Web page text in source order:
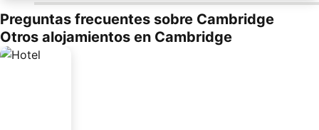
Preguntas frecuentes sobre Cambridge
Otros alojamientos en Cambridge